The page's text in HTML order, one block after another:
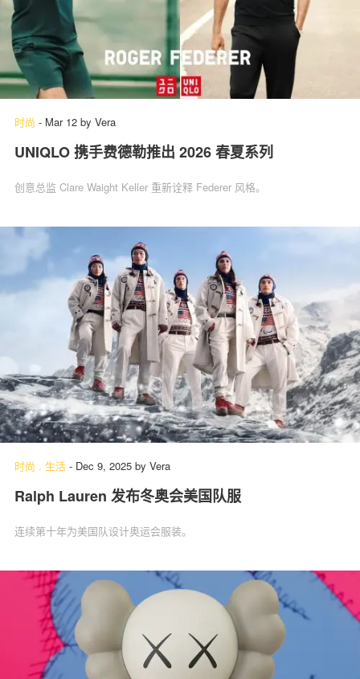
时尚 - Mar 12 by Vera
UNIQLO 携手费德勒推出 2026 春夏系列
创意总监 Clare Waight Keller 重新诠释 Federer 风格。
时尚 . 生活 - Dec 9, 2025 by Vera
Ralph Lauren 发布冬奥会美国队服
连续第十年为美国队设计奥运会服装。